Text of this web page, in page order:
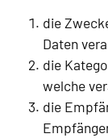
die
Daten
die
welche
die